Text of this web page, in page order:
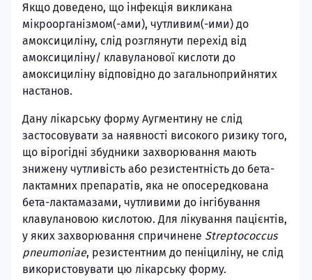
Якщо доведено, що інфекція викликана
мікроорганізмом(-ами), чутливим(-ими) до
амоксициліну, слід розглянути перехід від
амоксициліну/ клавуланової кислоти до
амоксициліну відповідно до загальноприйнятих
настанов.
Дану лікарську форму Аугментину не слід
застосовувати за наявності високого ризику того,
що вірогідні збудники захворювання мають
знижену чутливість або резистентність до бета-
лактамних препаратів, яка не опосередкована
бета-лактамазами, чутливими до інгібування
клавулановою кислотою. Для лікування пацієнтів,
у яких захворювання спричинене Streptococcus
pneumoniae, резистентним до пеніциліну, не слід
використовувати цю лікарську форму.